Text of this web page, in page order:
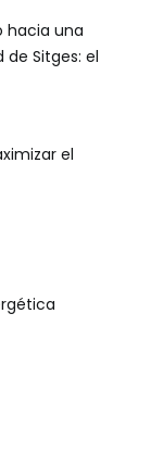
hacia una
Sitges: el
el